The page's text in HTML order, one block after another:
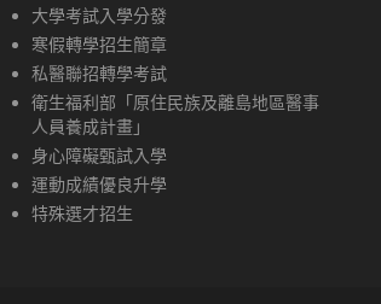
大學考試入學分發
寒假轉學招生簡章
私醫聯招轉學考試
衛生福利部「原住民族及離島地區醫事
人員養成計畫」
身心障礙甄試入學
運動成績優良升學
特殊選才招生